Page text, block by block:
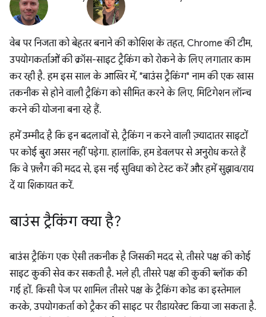
वेब पर निजता को बेहतर बनाने की कोशिश के तहत, Chrome की टीम,
उपयोगकर्ताओं की क्रॉस-साइट ट्रैकिंग को रोकने के लिए लगातार काम
कर रही है. हम इस साल के आखिर में, "बाउंस ट्रैकिंग" नाम की एक खास
तकनीक से होने वाली ट्रैकिंग को सीमित करने के लिए, मिटिगेशन लॉन्च
करने की योजना बना रहे हैं.
हमें उम्मीद है कि इन बदलावों से, ट्रैकिंग न करने वाली ज़्यादातर साइटों
पर कोई बुरा असर नहीं पड़ेगा. हालांकि, हम डेवलपर से अनुरोध करते हैं
कि वे फ़्लैग की मदद से, इस नई सुविधा को टेस्ट करें और हमें सुझाव/राय
दें या शिकायत करें.
बाउंस ट्रैकिंग क्या है?
बाउंस ट्रैकिंग एक ऐसी तकनीक है जिसकी मदद से, तीसरे पक्ष की कोई
साइट कुकी सेव कर सकती है. भले ही, तीसरे पक्ष की कुकी ब्लॉक की
गई हों. किसी पेज पर शामिल तीसरे पक्ष के ट्रैकिंग कोड का इस्तेमाल
करके, उपयोगकर्ता को ट्रैकर की साइट पर रीडायरेक्ट किया जा सकता है.